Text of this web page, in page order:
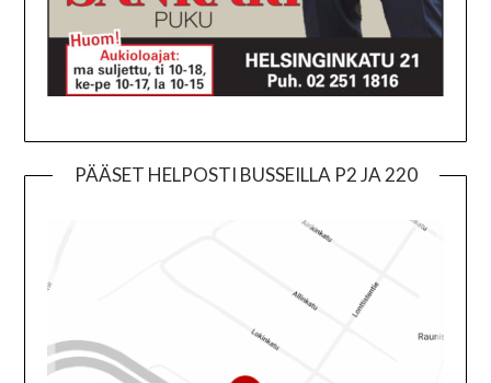
PÄÄSET HELPOSTI BUSSEILLA P2 JA 220